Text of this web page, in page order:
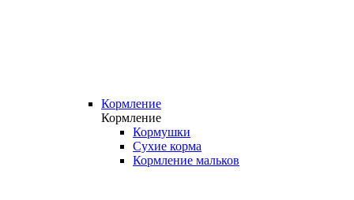
Кормление
Кормление
Кормушки
Сухие корма
Кормление мальков